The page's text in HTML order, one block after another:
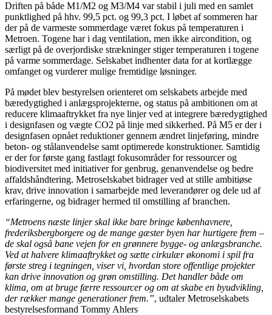
Driften på både M1/M2 og M3/M4 var stabil i juli med en samlet
punktlighed på hhv. 99,5 pct. og 99,3 pct. I løbet af sommeren har
der på de varmeste sommerdage været fokus på temperaturen i
Metroen. Togene har i dag ventilation, men ikke aircondition, og
særligt på de overjordiske strækninger stiger temperaturen i togene
på varme sommerdage. Selskabet indhenter data for at kortlægge
omfanget og vurderer mulige fremtidige løsninger.
På mødet blev bestyrelsen orienteret om selskabets arbejde med
bæredygtighed i anlægsprojekterne, og status på ambitionen om at
reducere klimaaftrykket fra nye linjer ved at integrere bæredygtighed
i designfasen og vægte CO2 på linje med sikkerhed. På M5 er der i
designfasen opnået reduktioner gennem ændret linjeføring, mindre
beton- og stålanvendelse samt optimerede konstruktioner. Samtidig
er der for første gang fastlagt fokusområder for ressourcer og
biodiversitet med initiativer for genbrug, genanvendelse og bedre
affaldshåndtering. Metroselskabet bidrager ved at stille ambitiøse
krav, drive innovation i samarbejde med leverandører og dele ud af
erfaringerne, og bidrager hermed til omstilling af branchen.
“Metroens næste linjer skal ikke bare bringe københavnere,
frederiksbergborgere og de mange gæster byen har hurtigere frem –
de skal også bane vejen for en grønnere bygge- og anlægsbranche.
Ved at halvere klimaaftrykket og sætte cirkulær økonomi i spil fra
første streg i tegningen, viser vi, hvordan store offentlige projekter
kan drive innovation og grøn omstilling. Det handler både om
klima, om at bruge færre ressourcer og om at skabe en byudvikling,
der rækker mange generationer frem.”, udtaler Metroselskabets
bestyrelsesformand Tommy Ahlers